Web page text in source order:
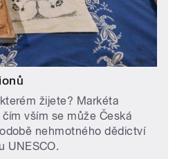
žijete? Markéta
vším se může Česká
nehmotného dědictví
UNESCO.